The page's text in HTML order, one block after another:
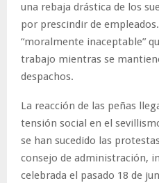
una rebaja drástica de los
por prescindir de
“moralmente inaceptable”
trabajo mientras se
despachos.
La reacción de las peñas
tensión social en el
se han sucedido las
consejo de administración,
celebrada el pasado 18 de